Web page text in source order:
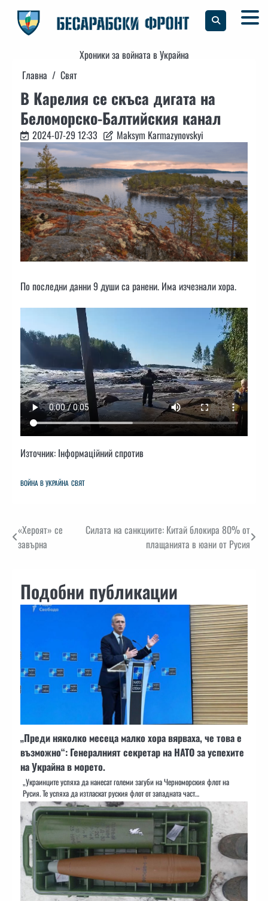
content
Хроники за войната в Украйна
Главна
Свят
В Карелия се скъса дигата на
Беломорско-Балтийския канал
2024-07-29 12:33 Maksym Karmazynovskyi
По последни данни 9 души са ранени. Има изчезнали хора.
Източник: Інформаційний спротив
ВОЙНА В УКРАЙНА СВЯТ
Навигация
«Хероят» се
завърна
Силата на санкциите: Китай блокира 80% от
плащанията в юани от Русия
Подобни публикации
„Преди няколко месеца малко хора вярваха, че това е
възможно“: Генералният секретар на НАТО за успехите
на Украйна в морето.
„Украинците успяха да нанесат големи загуби на Черноморския флот на
Русия. Те успяха да изтласкат руския флот от западната част…